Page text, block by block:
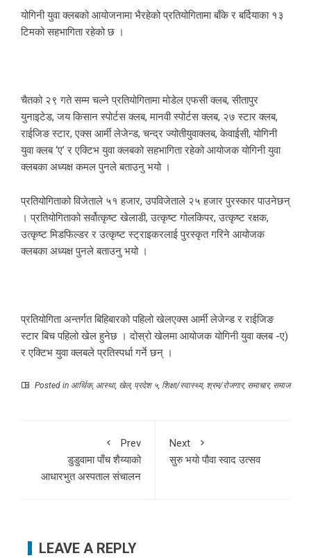
योगिनी युवा क्लबको आयोजनामा भैरहेको प्रतियोगितामा बाँके र बर्दियाका १३
टिमको सहभागिता रहेको छ ।
चैतको २९ गते सम्म चल्ने प्रतियोगितामा मोडेल एफसी क्लब, सीतापुर
युनाइटेड, जय किसान स्पोर्टस क्लब, मानवी स्पोर्टस क्लब, २७ स्टार क्लब,
राईजिङ स्टार, एक्स आर्मी लेजेन्ड, चन्द्र ज्योतीयुवाक्लब, केवाईसी, योगिनी
युवा क्लब ‘ए’ र एक्टिभ युवा क्लबको सहभागिता रहेको आयोजक योगिनी युवा
क्लबका अध्यक्ष कमल पुनले बताउनु भयो ।
प्रतियोगिताको विजेताले ५१ हजार, उपविजेताले २५ हजार पुरस्कार पाउनेछन्
। प्रतियोगिताको सर्वोत्कृष्ट खेलाडी, उत्कृष्ट गोलकिपर, उत्कृष्ट रक्षक,
उत्कृष्ट मिडफिल्डर र उत्कृष्ट स्ट्राइकरलाई पुरस्कृत गरिने आयोजक
क्लबका अध्यक्ष पुनले बताउनु भयो ।
प्रतियोगिता अन्तर्गत बिहिबारको पहिलो खेलएक्स आर्मी लेजेन्ड र राईजिङ
स्टार बिच पहिलो खेल हुनेछ । दोस्रो खेलमा आयोजक योगिनी युवा क्लब -ए)
र एक्टिभ युवा क्लबले प्रतिस्पर्धा गर्ने छन् ।
Posted in आर्थिक, आस्था, खेल, प्रदेश ५, शिक्षा/स्वास्थ्य, श्रम/रोजगार, समाचार, समाज
Prev
डुडुवामा पाँच शैय्याको
आधारभुत अस्पताल संचालन
Next
सुरु भयो पौवा स्वाद उत्सव
LEAVE A REPLY